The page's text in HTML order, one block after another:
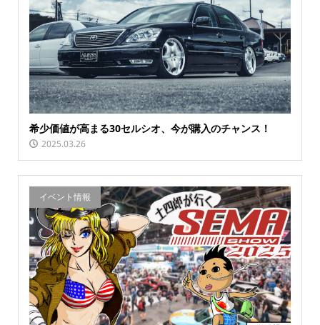
希少価値が高まる30セルシオ、今が購入のチャンス！
2025.03.26
イベント情報